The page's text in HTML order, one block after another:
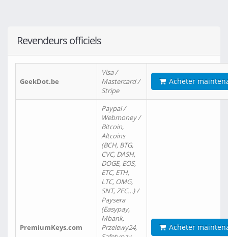
Revendeurs officiels
GeekDot.be
Visa /
Mastercard /
Stripe
Acheter
PremiumKeys.com
Paypal /
Webmoney /
Bitcoin,
Altcoins
(BCH, BTG,
CVC, DASH,
DOGE, EOS,
ETC, ETH,
LTC, OMG,
SNT, ZEC…) /
Paysera
(Easypay,
Mbank,
Przelewy24,
Acheter